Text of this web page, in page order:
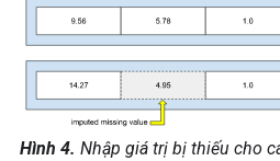
Hình 4. Nhập giá trị bị thiếu cho